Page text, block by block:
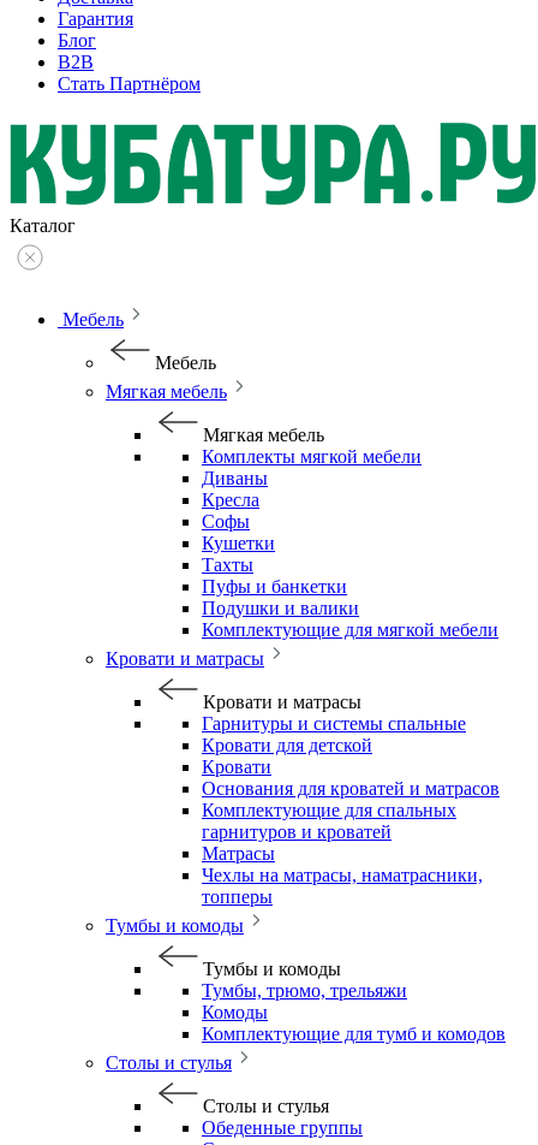
Гарантия
Блог
B2B
Стать Партнёром
Каталог
Мебель
Мебель
Мягкая мебель
Мягкая мебель
Комплекты мягкой мебели
Диваны
Кресла
Софы
Кушетки
Тахты
Пуфы и банкетки
Подушки и валики
Комплектующие для мягкой мебели
Кровати и матрасы
Кровати и матрасы
Гарнитуры и системы спальные
Кровати для детской
Кровати
Основания для кроватей и матрасов
Комплектующие для спальных
гарнитуров и кроватей
Матрасы
Чехлы на матрасы, наматрасники,
топперы
Тумбы и комоды
Тумбы и комоды
Тумбы, трюмо, трельяжи
Комоды
Комплектующие для тумб и комодов
Столы и стулья
Столы и стулья
Обеденные группы